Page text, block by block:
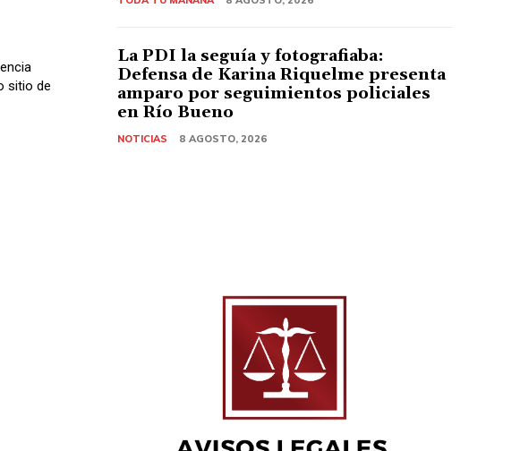
z
sitio de
La PDI la seguía y fotografiaba:
Defensa de Karina Riquelme presenta
amparo por seguimientos policiales
en Río Bueno
NOTICIAS 8 AGOSTO, 2026